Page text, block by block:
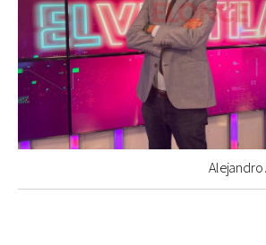
Alejandro